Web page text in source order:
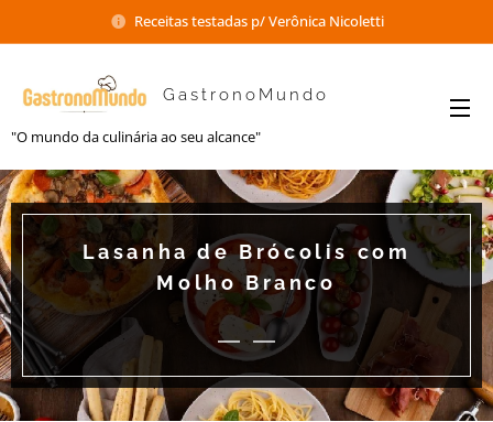
Receitas testadas p/ Verônica Nicoletti
GastronoMundo
"O mundo da culinária ao seu alcance"
Lasanha de Brócolis com
Molho Branco